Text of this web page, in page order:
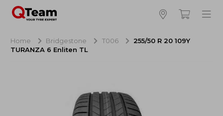
Hoeveel banden wilt u bestellen?
Totaal inclusief BTW:
Home Bridgestone T006
255/50 R 20 109Y
TURANZA 6 Enliten TL